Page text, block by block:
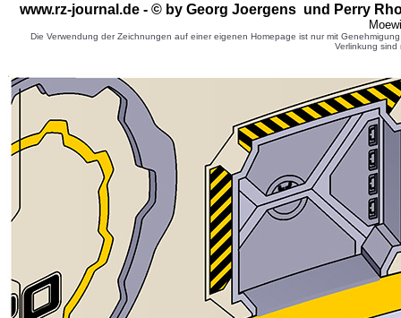
www.rz-journal.de - © by Georg Joergens und Perry
Die Verwendung der Zeichnungen auf einer eigenen Homepage ist nur mit
Verlinkung sind